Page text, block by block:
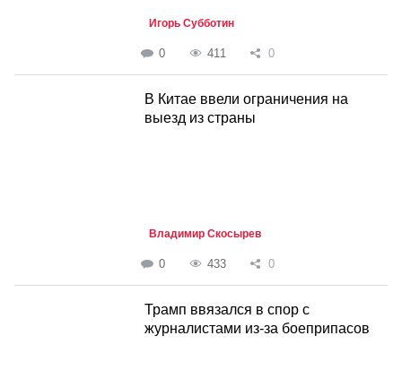
Игорь Субботин
0 411 0
В Китае ввели ограничения на
выезд из страны
Владимир Скосырев
0 433 0
Трамп ввязался в спор с
журналистами из-за боеприпасов